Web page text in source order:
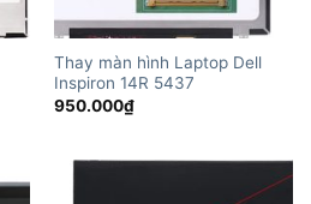
Thay màn hình Laptop Dell
Inspiron 14R 5437
950.000₫